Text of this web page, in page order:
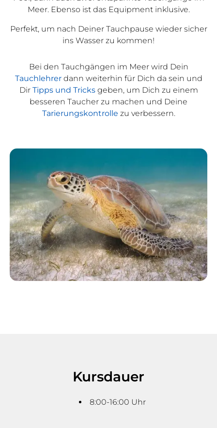
Meer. Ebenso ist das Equipment inklusive.
Perfekt, um nach Deiner Tauchpause wieder sicher
ins Wasser zu kommen!
Bei den Tauchgängen im Meer wird Dein
Tauchlehrerdann weiterhin für Dich da sein und
Dir Tipps und Tricksgeben, um Dich zu einem
besseren Taucher zu machen und Deine
Tarierungskontrolle zu verbessern.
Kursdauer
8:00-16:00 Uhr